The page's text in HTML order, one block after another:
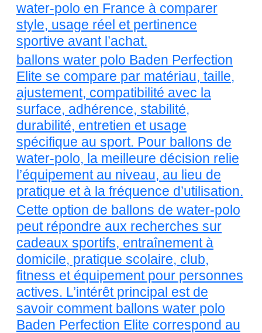
water-polo en France à comparer
style, usage réel et pertinence
sportive avant l’achat.
ballons water polo Baden Perfection
Elite se compare par matériau, taille,
ajustement, compatibilité avec la
surface, adhérence, stabilité,
durabilité, entretien et usage
spécifique au sport. Pour ballons de
water-polo, la meilleure décision relie
l’équipement au niveau, au lieu de
pratique et à la fréquence d’utilisation.
Cette option de ballons de water-polo
peut répondre aux recherches sur
cadeaux sportifs, entraînement à
domicile, pratique scolaire, club,
fitness et équipement pour personnes
actives. L’intérêt principal est de
savoir comment ballons water polo
Baden Perfection Elite correspond au